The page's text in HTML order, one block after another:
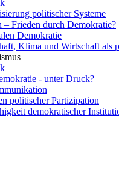
politischer Systeme
Frieden durch Demokratie?
Demokratie
Klima und Wirtschaft als
- unter Druck?
politischer Partizipation
demokratischer